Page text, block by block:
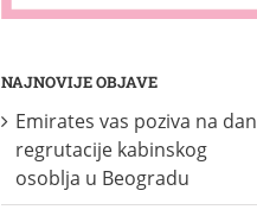
NAJNOVIJE OBJAVE
Emirates vas poziva na dan
regrutacije kabinskog
osoblja u Beogradu